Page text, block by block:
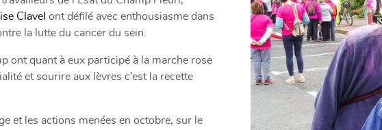
Clavel ont défilé avec enthousiasme dans
la lutte du cancer du sein.
ont quant à eux participé à la marche rose
et sourire aux lèvres c’est la recette
et les actions menées en octobre, sur le